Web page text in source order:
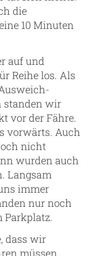
die
10 Minuten
auf und
Reihe los. Als
standen wir
vor der Fähre.
vorwärts. Auch
nicht
wurden auch
Langsam
immer
nur noch
Parkplatz.
dass wir
müssen.